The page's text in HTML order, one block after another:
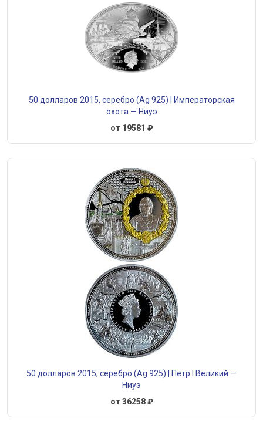
50 долларов 2015, серебро (Ag 925) | Императорская
охота — Ниуэ
от 19581 ₽
50 долларов 2015, серебро (Ag 925) | Петр I Великий —
Ниуэ
от 36258 ₽